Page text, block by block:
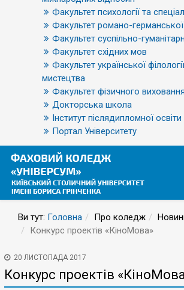
Факультет психології та
Факультет романо-германської
Факультет суспільно-
Факультет східних мов
Факультет української
мистецтва
Факультет фізичного
Докторська школа
Інститут післядипломної освіти
Портал Університету
Ви тут: Головна Про коледж
Конкурс проектів «КіноМова»
20 ЛИСТОПАДА 2017
Конкурс проектів